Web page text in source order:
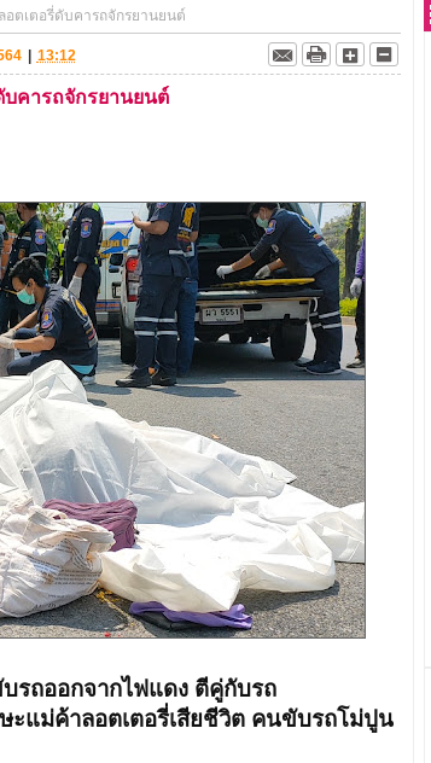
ตเตอรี่ดับคารถจักรยานยนต์
13:12
คารถจักรยานยนต์
รถออกจากไฟแดง ตีคู่กับรถ
แม่ค้าลอตเตอรี่เสียชีวิต คนขับรถโม่ปูน